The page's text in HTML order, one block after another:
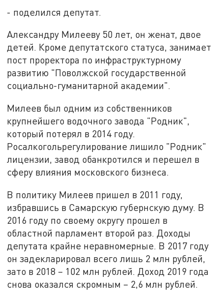
- поделился депутат.
Александру Милееву 50 лет, он женат, двое
детей. Кроме депутатского статуса, занимает
пост проректора по инфраструктурному
развитию "Поволжской государственной
социально-гуманитарной академии".
Милеев был одним из собственников
крупнейшего водочного завода "Родник",
который потерял в 2014 году.
Росалкогольрегулирование лишило "Родник"
лицензии, завод обанкротился и перешел в
сферу влияния московского бизнеса.
В политику Милеев пришел в 2011 году,
избравшись в Самарскую губернскую думу. В
2016 году по своему округу прошел в
областной парламент второй раз. Доходы
депутата крайне неравномерные. В 2017 году
он задекларировал всего лишь 2 млн рублей,
зато в 2018 – 102 млн рублей. Доход 2019 года
снова оказался скромным – 2,6 млн рублей.